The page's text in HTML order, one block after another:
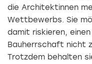
die Architektinnen
Wettbewerbs. Sie
damit riskieren,
Bauherrschaft nicht
Trotzdem behalten